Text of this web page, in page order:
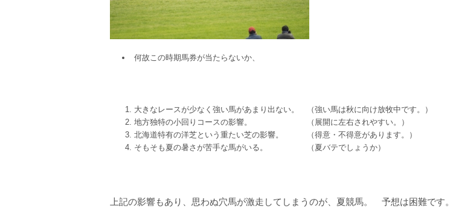
何故この時期馬券が当たらないか、
大きなレースが少なく強い馬があまり出ない。 （強い馬は秋に向け放牧中です。）
地方独特の小回りコースの影響。 （展開に左右されやすい。）
北海道特有の洋芝という重たい芝の影響。 （得意・不得意があります。）
そもそも夏の暑さが苦手な馬がいる。 （夏バテでしょうか）
上記の影響もあり、思わぬ穴馬が激走してしまうのが、夏競馬。 予想は困難です。